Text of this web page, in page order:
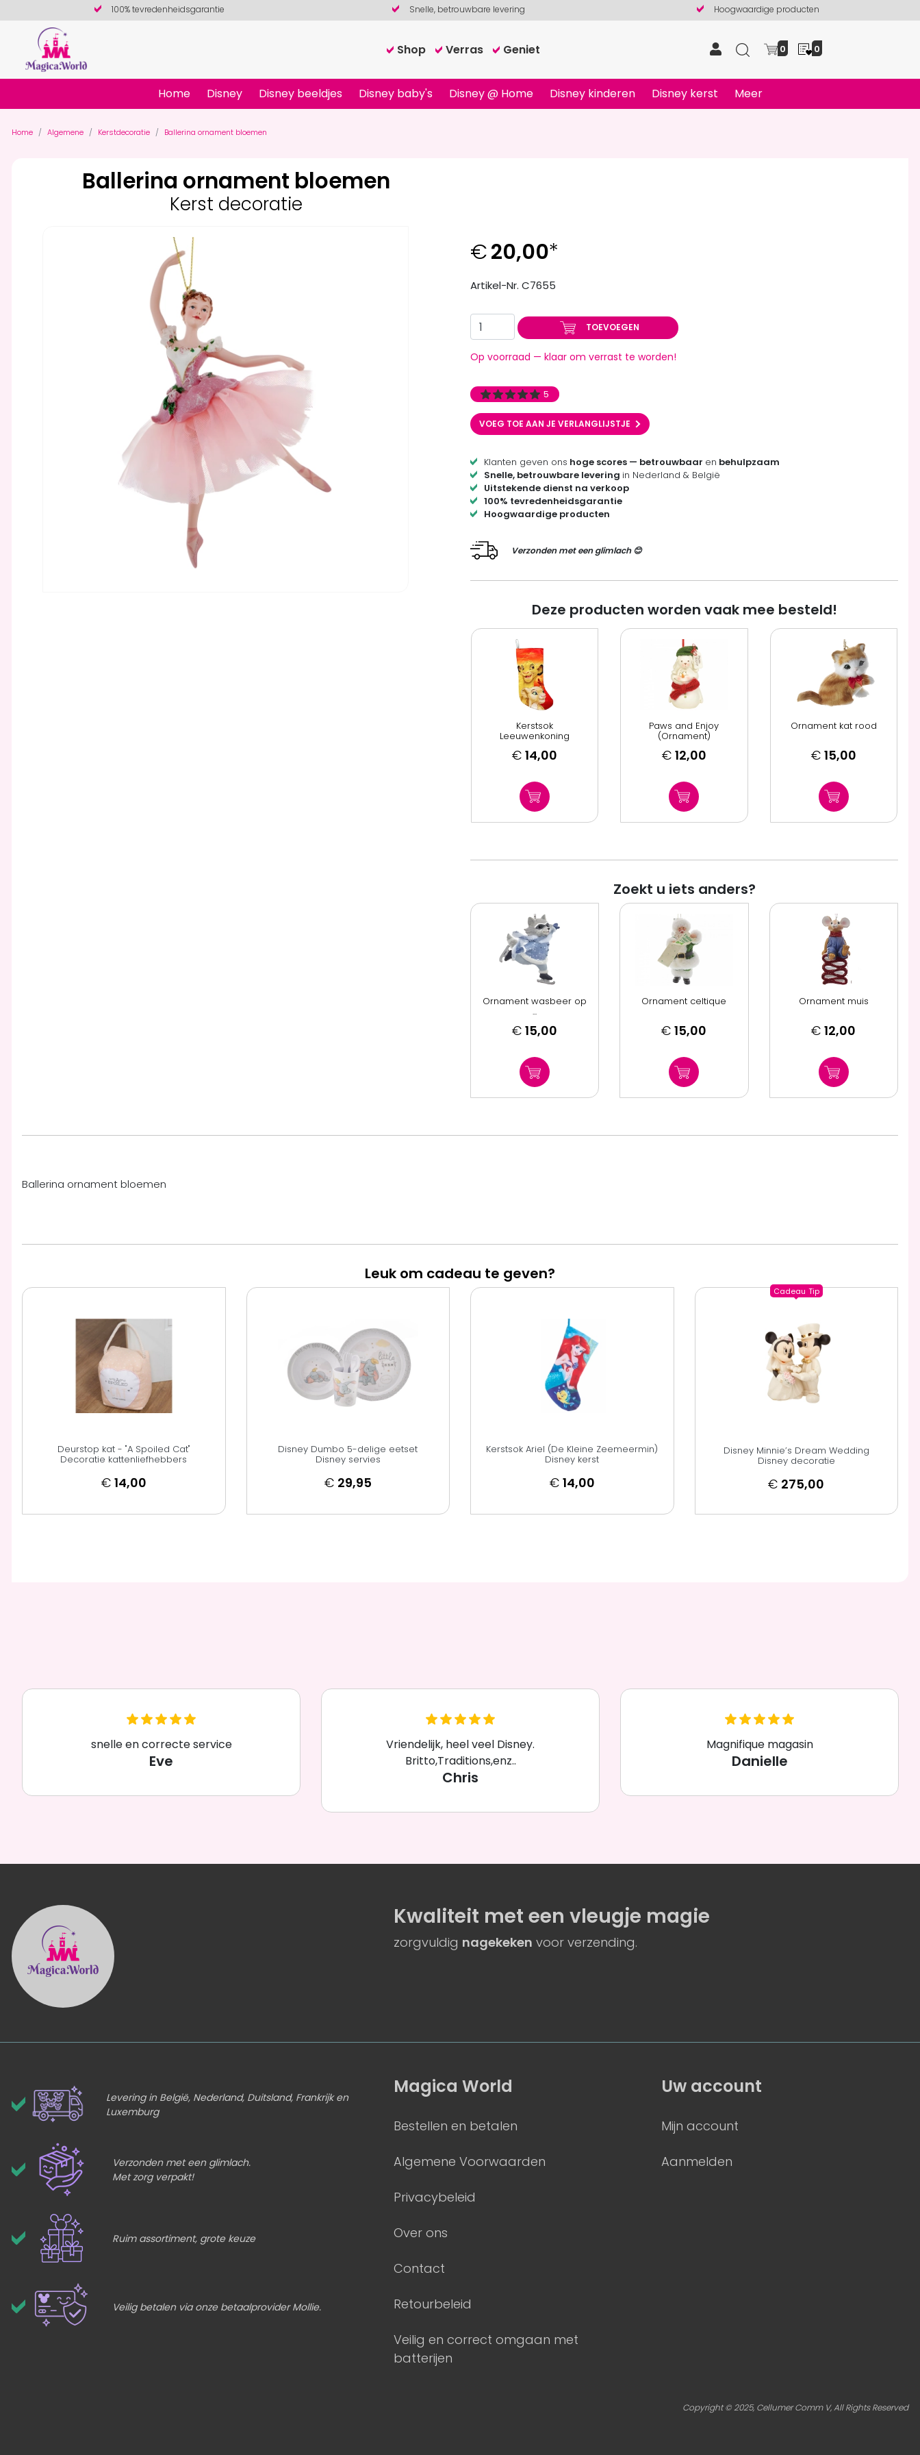
100% tevredenheidsgarantie Snelle, betrouwbare levering Hoogwaardige producten
Shop Verras Geniet 0 0
Home Disney Disney beeldjes Disney baby's Disney @ Home Disney kinderen Disney kerst Meer
Home Algemene Kerstdecoratie Ballerina ornament bloemen
Ballerina ornament bloemen
Kerst decoratie
€20,00*
Artikel-Nr. C7655
TOEVOEGEN
Op voorraad — klaar om verrast te worden!
5
VOEG TOE AAN JE VERLANGLIJSTJE
Klanten geven ons hoge scores — betrouwbaar en behulpzaam
Snelle, betrouwbare levering in Nederland & België
Uitstekende dienst na verkoop
100% tevredenheidsgarantie
Hoogwaardige producten
Verzonden met een glimlach 😊
Deze producten worden vaak mee besteld!
Kerstsok
Leeuwenkoning
€ 14,00
Paws and Enjoy
(Ornament)
€ 12,00
Ornament kat rood
€ 15,00
Zoekt u iets anders?
Ornament wasbeer op
...
€ 15,00
Ornament celtique
€ 15,00
Ornament muis
€ 12,00
Ballerina ornament bloemen
Leuk om cadeau te geven?
Deurstop kat - "A Spoiled Cat"
Decoratie kattenliefhebbers
€ 14,00
Disney Dumbo 5-delige eetset
Disney servies
€ 29,95
Kerstsok Ariel (De Kleine Zeemeermin)
Disney kerst
€ 14,00
Cadeau Tip
Disney Minnie’s Dream Wedding
Disney decoratie
€ 275,00
snelle en correcte service
Eve
Vriendelijk, heel veel Disney.
Britto,Traditions,enz..
Chris
Magnifique magasin
Danielle
Kwaliteit met eenvleugje magie
zorgvuldig nagekeken voor verzending.
Levering in België, Nederland, Duitsland, Frankrijk en
Luxemburg
Verzonden met een glimlach.
Met zorg verpakt!
Ruim assortiment, grote keuze
Veilig betalen via onze betaalprovider Mollie.
Magica World
Bestellen en betalen
Algemene Voorwaarden
Privacybeleid
Over ons
Contact
Retourbeleid
Veilig en correct omgaan met
batterijen
Uw account
Mijn account
Aanmelden
Copyright © 2025, Cellumer Comm V, All Rights Reserved